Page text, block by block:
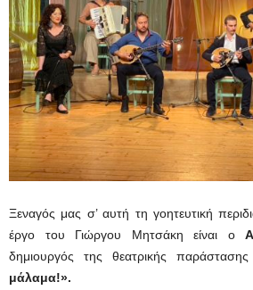
Ξεναγός μας σ’ αυτή τη γοητευτική
έργο του Γιώργου Μητσάκη είναι ο
δημιουργός της θεατρικής παράστασης
μάλαμα!».